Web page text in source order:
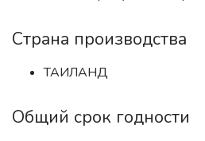
Страна производства
ТАИЛАНД
Общий срок годности